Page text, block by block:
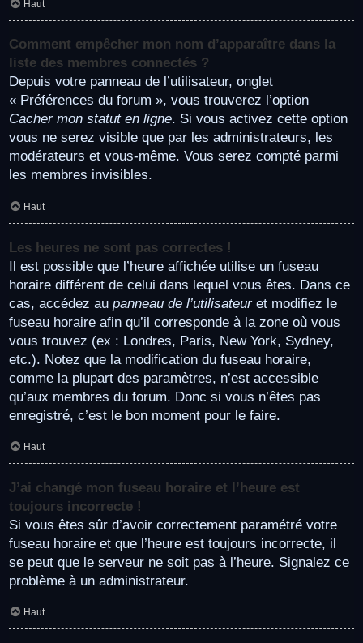
Haut
Comment empêcher mon nom d’apparaître dans la
liste des membres connectés ?
Depuis votre panneau de l’utilisateur, onglet
« Préférences du forum », vous trouverez l’option
Cacher mon statut en ligne. Si vous activez cette option
vous ne serez visible que par les administrateurs, les
modérateurs et vous-même. Vous serez compté parmi
les membres invisibles.
Haut
Les heures ne sont pas correctes !
Il est possible que l’heure affichée utilise un fuseau
horaire différent de celui dans lequel vous êtes. Dans ce
cas, accédez au panneau de l’utilisateuret modifiez le
fuseau horaire afin qu’il corresponde à la zone où vous
vous trouvez (ex : Londres, Paris, New York, Sydney,
etc.). Notez que la modification du fuseau horaire,
comme la plupart des paramètres, n’est accessible
qu’aux membres du forum. Donc si vous n’êtes pas
enregistré, c’est le bon moment pour le faire.
Haut
J’ai changé mon fuseau horaire et l’heure est
toujours incorrecte !
Si vous êtes sûr d’avoir correctement paramétré votre
fuseau horaire et que l’heure est toujours incorrecte, il
se peut que le serveur ne soit pas à l’heure. Signalez ce
problème à un administrateur.
Haut